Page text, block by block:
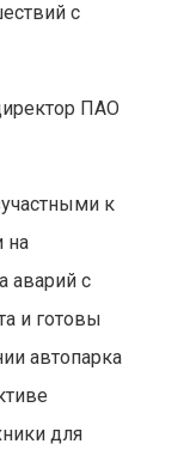
с
ПАО
к
на
аварий с
и готовы
автопарка
для